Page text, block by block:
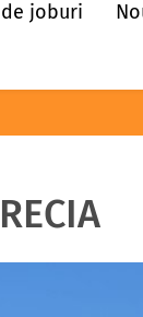
joburi